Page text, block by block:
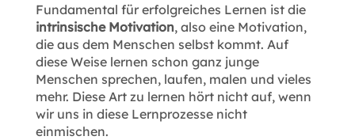
Fundamental für erfolgreiches Lernen ist die
intrinsische Motivation, also eine Motivation,
die aus dem Menschen selbst kommt. Auf
diese Weise lernen schon ganz junge
Menschen sprechen, laufen, malen und vieles
mehr. Diese Art zu lernen hört nicht auf, wenn
wir uns in diese Lernprozesse nicht
einmischen.